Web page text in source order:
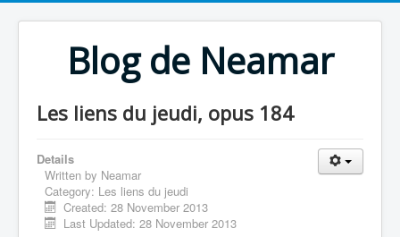
Blog de Neamar
Les liens du jeudi, opus 184
Details
Written by Neamar
Category: Les liens du jeudi
Created: 28 November 2013
Last Updated: 28 November 2013